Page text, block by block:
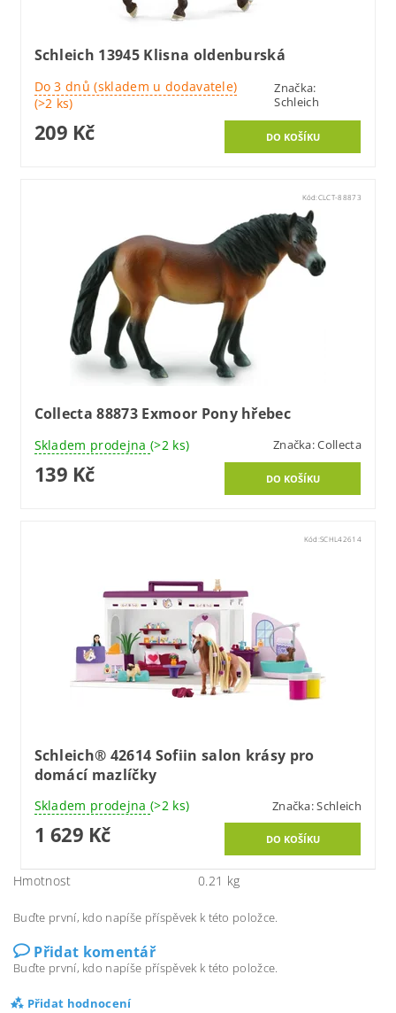
Schleich 13945 Klisna oldenburská
Do 3 dnů (skladem u dodavatele)
(>2 ks)
Značka:
Schleich
209 Kč
Kód: CLCT-88873
Collecta 88873 Exmoor Pony hřebec
Skladem prodejna (>2 ks) Značka:Collecta
139 Kč
Kód:SCHL42614
Schleich® 42614 Sofiin salon krásy pro
domácí mazlíčky
Skladem prodejna (>2 ks) Značka:Schleich
1 629 Kč
Hmotnost 0.21 kg
Buďte první, kdo napíše příspěvek k této položce.
Přidat komentář
Buďte první, kdo napíše příspěvek k této položce.
Přidat hodnocení